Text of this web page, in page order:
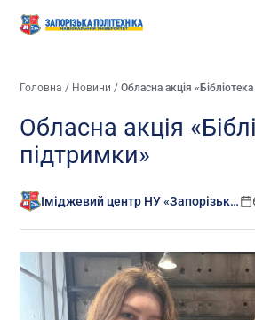
Головна / Новини /Обласна акція
Обласна акція
підтримки»
Іміджевий центр НУ «Запорізька політехніка»